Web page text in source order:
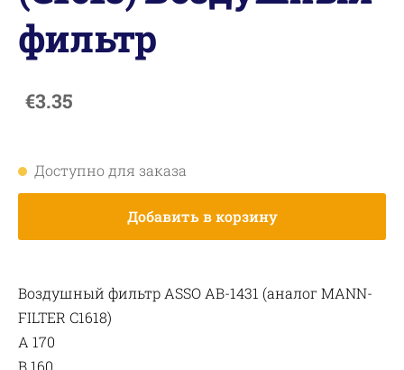
фильтр
€3.35
Доступно для заказа
Добавить в корзину
Воздушный фильтр ASSO AB-1431 (аналог MANN-
FILTER C1618)
A 170